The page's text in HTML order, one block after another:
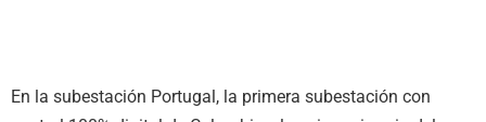
En la subestación Portugal, la primera subestación con